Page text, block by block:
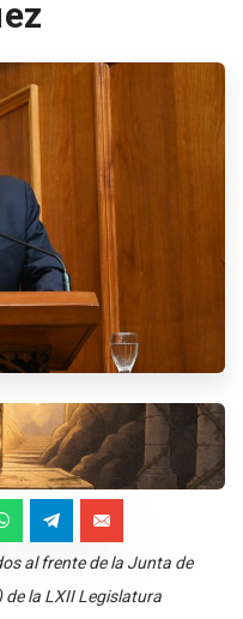
al frente de la Junta de
la LXII Legislatura